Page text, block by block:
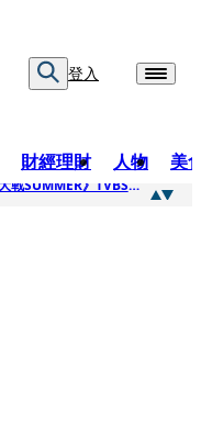
登入
財經理財 人物 美
邊看偶像邊拚韓國行 《2026 SBS歌謠大戰SUMMER》TVBS直播祭追星福利